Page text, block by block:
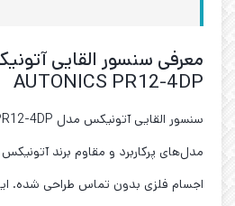
معرفی سنسور القایی
AUTONICS PR12-4DP
مدل‌های پرکاربرد و مقاوم برند